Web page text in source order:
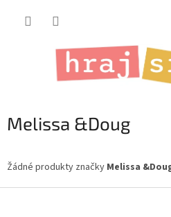
Melissa &Doug
Žádné produkty značky Melissa